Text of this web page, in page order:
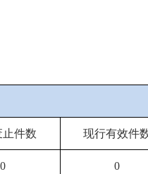
件数 现行有效件
0 0